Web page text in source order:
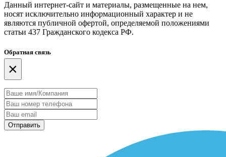
Данный интернет-сайт и материалы, размещенные на нем,
носят исключительно информационный характер и не
являются публичной офертой, определяемой положениями
статьи 437 Гражданского кодекса РФ.
Обратная связь
×
Отправить